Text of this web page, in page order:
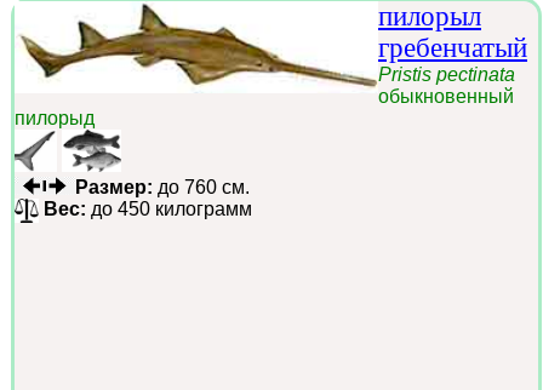
пилорыл
гребенчатый
Pristis pectinata
обыкновенный
пилорыд
Размер: до 760 см.
Вес: до 450 килограмм